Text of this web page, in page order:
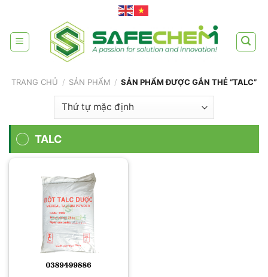
content
TRANG CHỦ / SẢN PHẨM / SẢN PHẨM ĐƯỢC GẮN THẺ “TALC”
TALC